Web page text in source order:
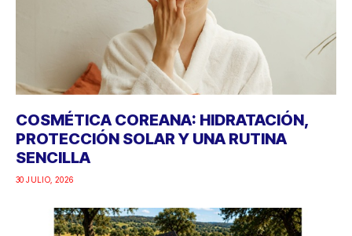
COSMÉTICA COREANA: HIDRATACIÓN,
PROTECCIÓN SOLAR Y UNA RUTINA
SENCILLA
30 JULIO, 2026